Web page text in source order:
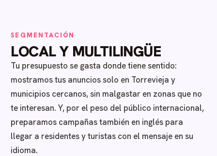
SEGMENTACIÓN
LOCAL Y MULTILINGÜE
Tu presupuesto se gasta donde tiene sentido:
mostramos tus anuncios solo en Torrevieja y
municipios cercanos, sin malgastar en zonas que no
te interesan. Y, por el peso del público internacional,
preparamos campañas también en inglés para
llegar a residentes y turistas con el mensaje en su
idioma.